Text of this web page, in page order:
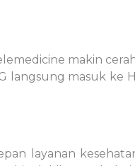
makin
langsung masuk ke
layanan